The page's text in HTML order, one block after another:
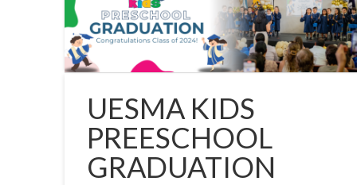
UESMA KIDS
PREESCHOOL
GRADUATION